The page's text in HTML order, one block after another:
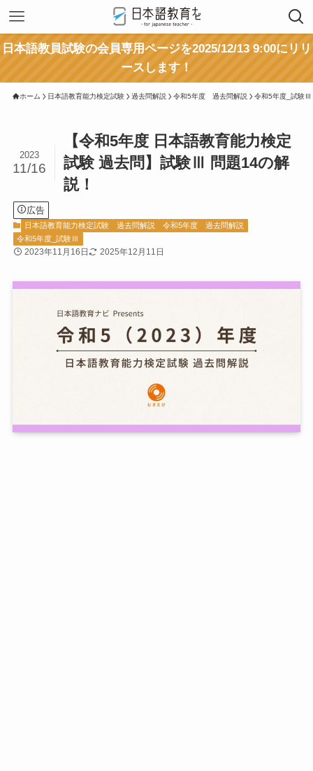
日本語教員試験の会員専用ページを2025/12/13 9:00にリリ
ースします！
ホーム 日本語教育能力検定試験 過去問解説 令和5年度 過去問解説 令和5年度_試験Ⅲ
【令和5年度 日本語教育能力検定
試験 過去問】試験Ⅲ 問題14の解
説！
2023
11/16
広告
日本語教育能力検定試験 過去問解説
令和5年度 過去問解説
令和5年度_試験Ⅲ
2023年11月16日 2025年12月11日